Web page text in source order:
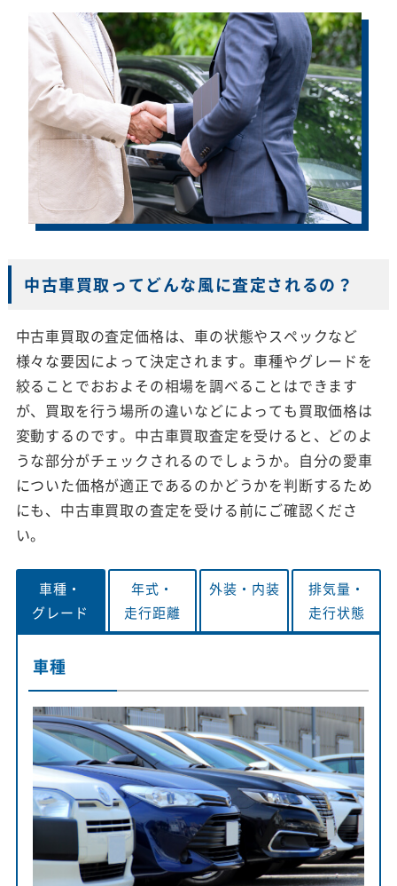
中古車買取ってどんな風に査定されるの？
中古車買取の査定価格は、車の状態やスペックなど
様々な要因によって決定されます。車種やグレードを
絞ることでおおよその相場を調べることはできます
が、買取を行う場所の違いなどによっても買取価格は
変動するのです。中古車買取査定を受けると、どのよ
うな部分がチェックされるのでしょうか。自分の愛車
についた価格が適正であるのかどうかを判断するため
にも、中古車買取の査定を受ける前にご確認くださ
い。
車種・
グレード
年式・
走行距離
外装・ 内装
排気量・
走行状態
車種